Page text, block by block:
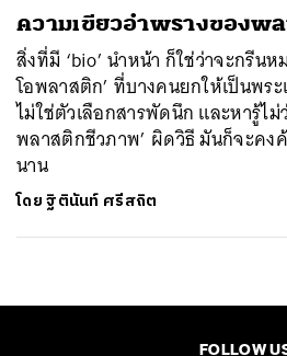
ความเขียวอำพรางของพ
สิ่งที่มี ‘bio’ นำหน้า ก็ใช่ว่าจะกรีน
โอพลาสติก’ ที่บางคนยกให้เป็นพระ
ไม่ใช่ตัวเลือกสารพัดนึก และหารู้ไม่
พลาสติกชีวภาพ’ ผิดวิธี มันก็จะคง
นาน
โดยฐิตินันท์ ศรีสถิต
FOLLOW